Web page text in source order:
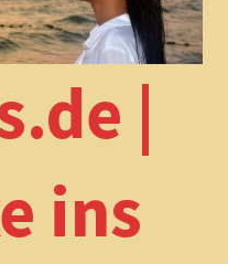
|
ins